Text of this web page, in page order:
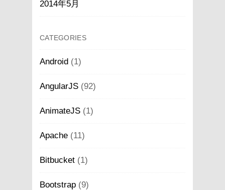
2014年5月
CATEGORIES
Android (1)
AngularJS (92)
AnimateJS (1)
Apache (11)
Bitbucket (1)
Bootstrap (9)